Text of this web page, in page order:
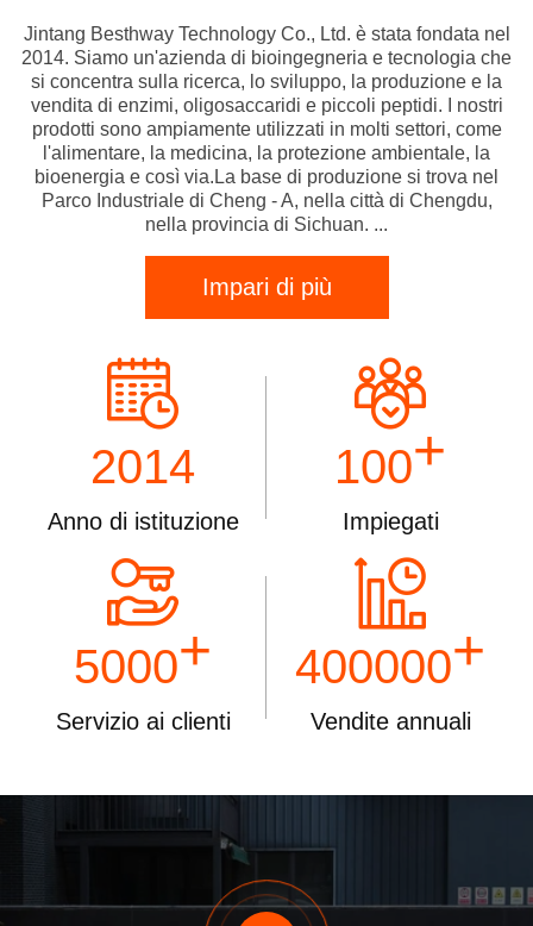
Jintang Besthway Technology Co., Ltd. è stata fondata nel
2014. Siamo un'azienda di bioingegneria e tecnologia che
si concentra sulla ricerca, lo sviluppo, la produzione e la
vendita di enzimi, oligosaccaridi e piccoli peptidi. I nostri
prodotti sono ampiamente utilizzati in molti settori, come
l'alimentare, la medicina, la protezione ambientale, la
bioenergia e così via.La base di produzione si trova nel
Parco Industriale di Cheng - A, nella città di Chengdu,
nella provincia di Sichuan. ...
Impari di più
2014
Anno di istituzione
100+
Impiegati
5000+
Servizio ai clienti
400000+
Vendite annuali